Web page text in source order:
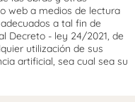
web a medios de lectura
a tal fin de
Decreto - ley 24/2021, de
utilización de sus
artificial, sea cual sea su